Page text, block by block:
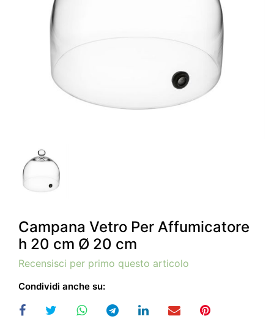
Campana Vetro Per Affumicatore
h 20 cm Ø 20 cm
Recensisci per primo questo articolo
Condividi anche su: